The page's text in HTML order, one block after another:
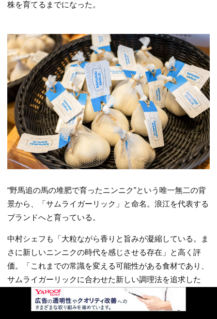
株を育てるまでになった。
“野馬追の馬の堆肥で育ったニンニク”という唯一無二の背
景から、「サムライガーリック」と命名。浪江を代表する
ブランドへと育っている。
中村シェフも「大粒ながら香りと旨みが凝縮している。ま
さに新しいニンニクの時代を感じさせる存在」と高く評
価。「これまでの常識を変える可能性がある食材であり、
サムライガーリックに合わせた新しい調理法を追求した
い」と意気込みを見せる。